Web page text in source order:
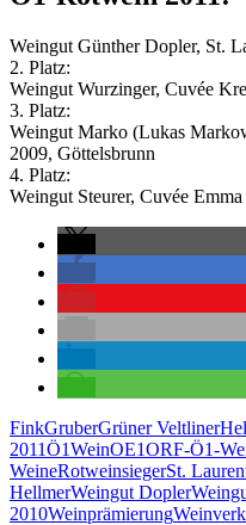
Weingut Günther Dopler, St.
2. Platz:
Weingut Wurzinger, Cuvée
3. Platz:
Weingut Marko (Lukas
2009, Göttelsbrunn
4. Platz:
Weingut Steurer, Cuvée
FinkGruberGrüner Veltliner
2011Ö1WeinOE1ORF-Ö1-
WeineRotweinsiegerSt.
HellmerWeingut Dopler
2010Weinprämierung